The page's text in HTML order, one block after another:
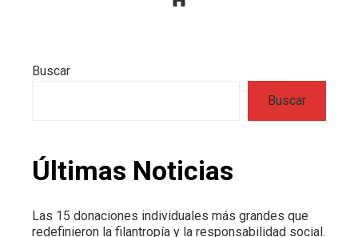
Buscar
Buscar
Últimas Noticias
Las 15 donaciones individuales más grandes que
redefinieron la filantropía y la responsabilidad social.